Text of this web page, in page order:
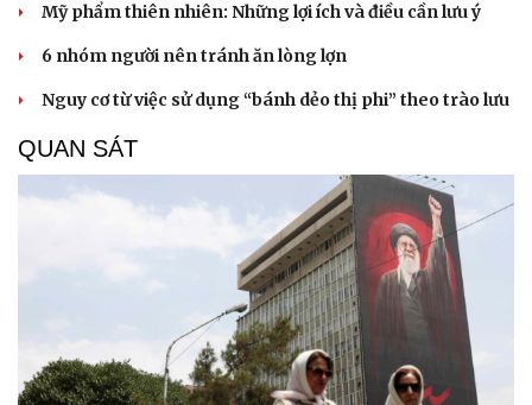
Mỹ phẩm thiên nhiên: Những lợi ích và điều cần lưu ý
6 nhóm người nên tránh ăn lòng lợn
Nguy cơ từ việc sử dụng “bánh dẻo thị phi” theo trào lưu
QUAN SÁT